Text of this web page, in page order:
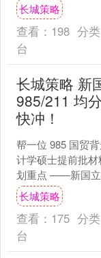
长城策略
查看： 198 分类
台
长城策略 新
985/211 均
快冲！
帮一位 985 国贸
计学硕士提前批
划重点 ——新国立
秀同学的 “隐藏福
先跟....
长城策略
查看： 175 分类
台